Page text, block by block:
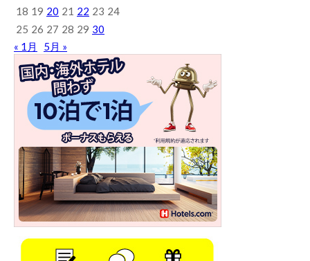
18 19 20 21 22 23 24
25 26 27 28 29 30
« 1月
5月 »